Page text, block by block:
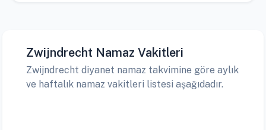
Zwijndrecht Namaz Vakitleri
Zwijndrecht diyanet namaz takvimine göre aylık
ve haftalık namaz vakitleri listesi aşağıdadır.